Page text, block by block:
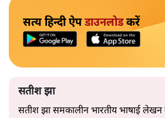
सत्य हिन्दी ऐपडाउनलोडकरें
सतीश झा
सतीश झा समकालीन भारतीय भाषाई